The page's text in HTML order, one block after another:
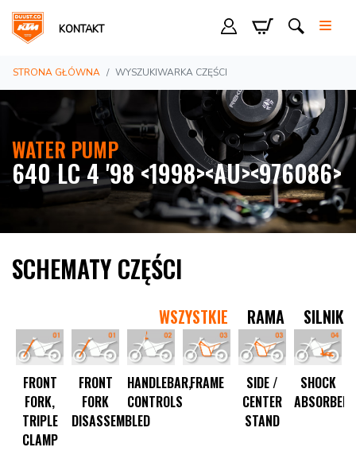
KONTAKT
STRONA GŁÓWNA WYSZUKIWARKA CZĘŚCI
WATER PUMP
640 LC 4 '98 <1998><AU><976086>
SCHEMATY CZĘŚCI
WSZYSTKIE RAMA SILNIK
FRONT
FORK,
TRIPLE
CLAMP
FRONT
FORK
DISASSEMBLED
HANDLEBAR,
CONTROLS
FRAME
SIDE /
CENTER
STAND
SHOCK
ABSORBER